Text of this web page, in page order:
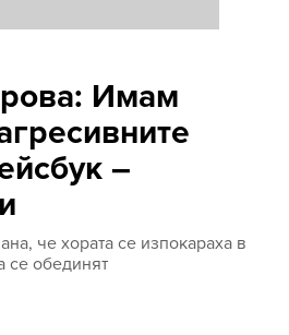
Имам
–
че хората се изпокараха в
се обединят